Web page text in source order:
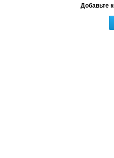
Добавьте